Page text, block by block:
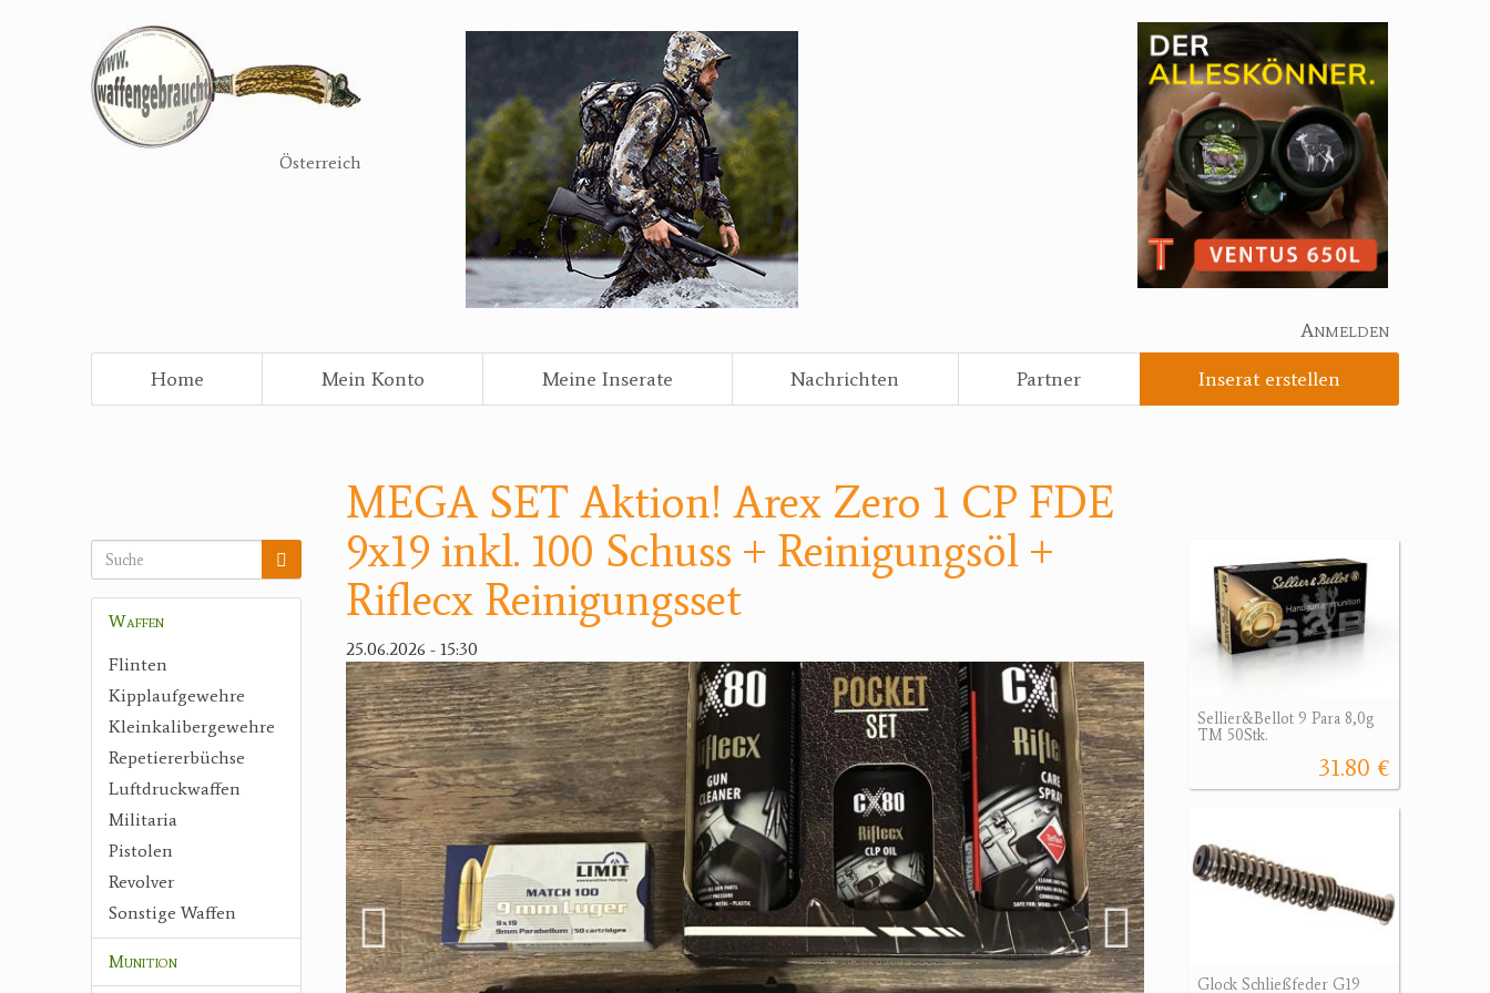
Österreich
Anmelden
Home
Mein Konto Meine Inserate Nachrichten Partner Inserat erstellen
Waffen
Flinten
Kipplaufgewehre
Kleinkalibergewehre
Repetiererbüchse
Luftdruckwaffen
Militaria
Pistolen
Revolver
Sonstige Waffen
Munition
MEGA SET Aktion! Arex Zero 1 CP FDE
9x19 inkl. 100 Schuss + Reinigungsöl +
Riflecx Reinigungsset
25.06.2026 - 15:30
Sellier&Bellot 9 Para 8,0g
TM 50Stk.
31.80 €
Glock Schließfeder G19